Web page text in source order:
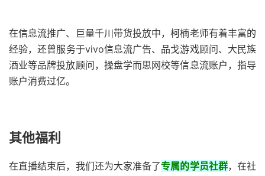
在信息流推广、巨量千川带货投放中，柯楠老师有着丰富的
经验，还曾服务于vivo信息流广告、品戈游戏顾问、大民族
酒业等品牌投放顾问，操盘学而思网校等信息流账户，指导
账户消费过亿。
其他福利
在直播结束后，我们还为大家准备了专属的学员社群，在社